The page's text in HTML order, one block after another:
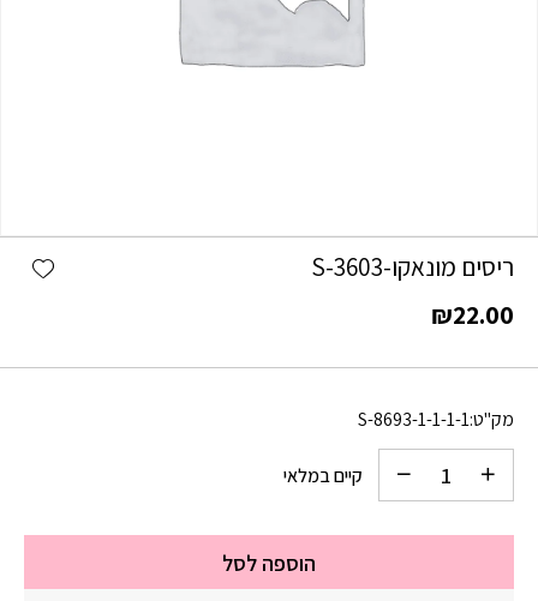
ריסים מונאקו-S-3603
₪22.00
מק"ט:S-8693-1-1-1-1
קיים במלאי
הוספה לסל